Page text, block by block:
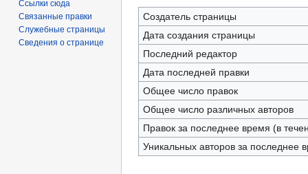
Создатель страницы
Дата создания страницы
Последний редактор
Дата последней правки
Общее число правок
Общее число различных авторов
Правок за последнее время (в
Уникальных авторов за последнее
Ссылки сюда
Связанные правки
Служебные страницы
Сведения о странице